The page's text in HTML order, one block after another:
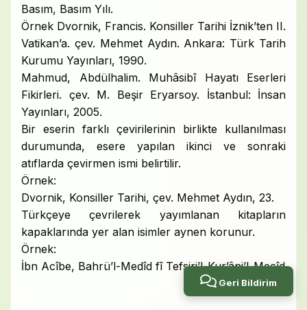
Basım, Basım Yılı.
Örnek Dvornik, Francis. Konsiller Tarihi İznik’ten II.
Vatikan’a. çev. Mehmet Aydın. Ankara: Türk Tarih
Kurumu Yayınları, 1990.
Mahmud, Abdülhalim. Muhâsibî Hayatı Eserleri
Fikirleri. çev. M. Beşir Eryarsoy. İstanbul: İnsan
Yayınları, 2005.
Bir eserin farklı çevirilerinin birlikte kullanılması
durumunda, esere yapılan ikinci ve sonraki
atıflarda çevirmen ismi belirtilir.
Örnek:
Dvornik, Konsiller Tarihi, çev. Mehmet Aydın, 23.
Türkçeye çevrilerek yayımlanan kitapların
kapaklarında yer alan isimler aynen korunur.
Örnek:
İbn Acîbe, Bahrü’l-Medîd fî Tefsiri’l-Kur’âni’l-Mecîd
Geri Bildirim